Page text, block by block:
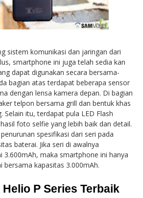
sistem komunikasi dan jaringan dari
smartphone ini juga telah sedia kan
dapat digunakan secara bersama-
bagian atas terdapat beberapa sensor
dengan lensa kamera depan. Di bagian
telpon bersama grill dan bentuk khas
Selain itu, terdapat pula LED Flash
foto selfie yang lebih baik dan detail.
spesifikasi dari seri pada
baterai. Jika seri di awalnya
3.600mAh, maka smartphone ini hanya
bersama kapasitas 3.000mAh.
P Series Terbaik